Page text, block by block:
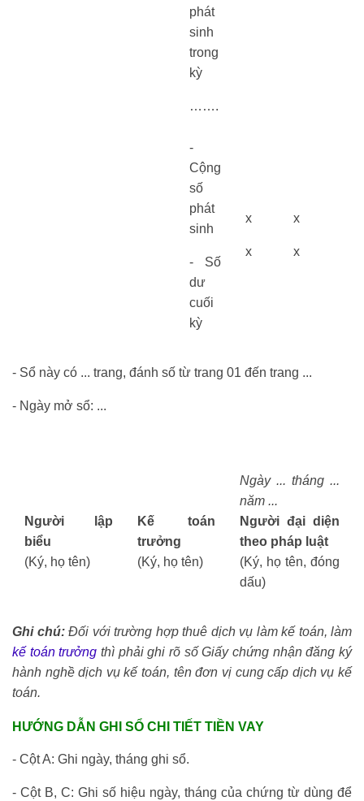
phát
sinh
trong
kỳ
…….
-
Cộng
số
phát
sinh
- Số
dư
cuối
kỳ
x
x
x
x
- Sổ này có ... trang, đánh số từ trang 01 đến trang ...
- Ngày mở sổ: ...
Người lập
biểu
(Ký, họ tên)
Kế toán
trưởng
(Ký, họ tên)
Ngày ... tháng ...
năm ...
Người đại diện
theo pháp luật
(Ký, họ tên, đóng
dấu)
Ghi chú:Đối với trường hợp thuê dịch vụ làm kế toán, làm
kế toán trưởng thì phải ghi rõ số Giấy chứng nhận đăng ký
hành nghề dịch vụ kế toán, tên đơn vị cung cấp dịch vụ kế
toán.
HƯỚNG DẪN GHI SỔ CHI TIẾT TIỀN VAY
- Cột A: Ghi ngày, tháng ghi sổ.
- Cột B, C: Ghi số hiệu ngày, tháng của chứng từ dùng để